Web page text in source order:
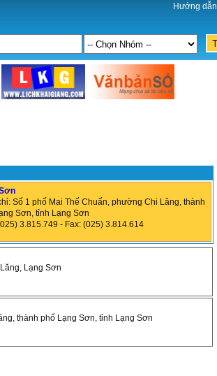
Hướng dẫn
Số 1 phố Mai Thế Chuẩn, phường Chi Lăng, thành
Sơn, tỉnh Lạng Sơn
3.815.749 - Fax: (025) 3.814.614
Lạng Sơn
thành phố Lạng Sơn, tỉnh Lạng Sơn